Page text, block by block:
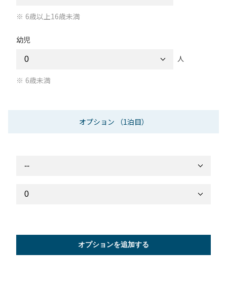
6歳以上16歳未満
幼児
人
6歳未満
オプション （1泊目）
オプションを追加する